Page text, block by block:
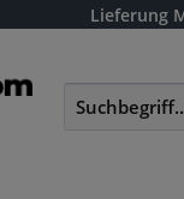
Lieferung